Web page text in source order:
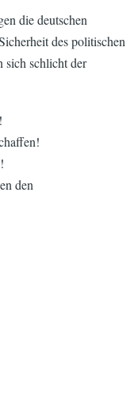
die deutschen
des politischen
sich schlicht der
den